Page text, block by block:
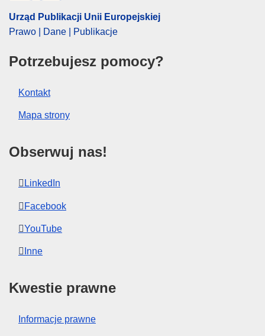
Urząd Publikacji Unii Europejskiej
Prawo | Dane | Publikacje
Potrzebujesz pomocy?
Kontakt
Mapa strony
Obserwuj nas!
LinkedIn
Facebook
YouTube
Inne
Kwestie prawne
Informacje prawne